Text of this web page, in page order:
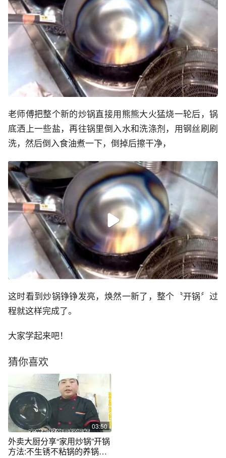
老师傅把整个新的炒锅直接用熊熊大火猛烧一轮后，锅
底洒上一些盐，再往锅里倒入水和洗涤剂，用钢丝刷刷
洗，然后倒入食油煮一下，倒掉后擦干净，
这时看到炒锅铮铮发亮，焕然一新了，整个〝开锅〞过
程就这样完成了。
大家学起来吧！
猜你喜欢
03:50
外卖大厨分享“家用炒锅”开锅
方法:不生锈不粘锅的养锅秘